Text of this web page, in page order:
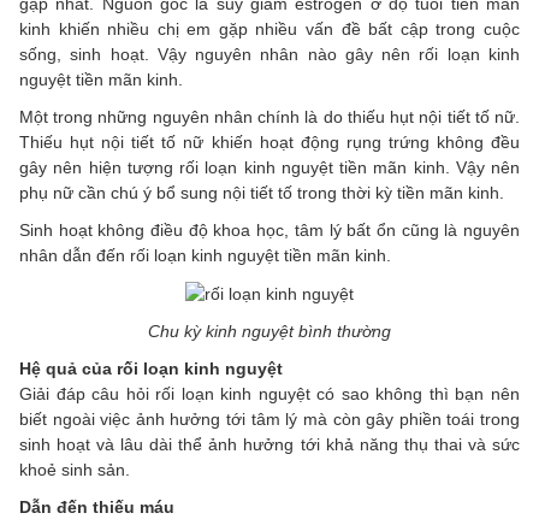
kinh khiến nhiều chị em gặp nhiều vấn đề bất cập trong cuộc
sống, sinh hoạt. Vậy nguyên nhân nào gây nên rối loạn kinh
nguyệt tiền mãn kinh.
Một trong những nguyên nhân chính là do thiếu hụt nội tiết tố nữ.
Thiếu hụt nội tiết tố nữ khiến hoạt động rụng trứng không đều
gây nên hiện tượng rối loạn kinh nguyệt tiền mãn kinh. Vậy nên
phụ nữ cần chú ý bổ sung nội tiết tố trong thời kỳ tiền mãn kinh.
Sinh hoạt không điều độ khoa học, tâm lý bất ổn cũng là nguyên
nhân dẫn đến rối loạn kinh nguyệt tiền mãn kinh.
Chu kỳ kinh nguyệt bình thường
Hệ quả của rối loạn kinh nguyệt
Giải đáp câu hỏi rối loạn kinh nguyệt có sao không thì bạn nên
biết ngoài việc ảnh hưởng tới tâm lý mà còn gây phiền toái trong
sinh hoạt và lâu dài thể ảnh hưởng tới khả năng thụ thai và sức
khoẻ sinh sản.
Dẫn đến thiếu máu